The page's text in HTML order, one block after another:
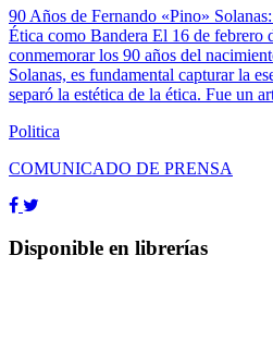
90 Años de Fernando «Pino»
Ética como Bandera El 16 de febrero
conmemorar los 90 años del
Solanas, es fundamental capturar la
separó la estética de la ética. Fue un
Politica
COMUNICADO DE PRENSA
Disponible en librerías